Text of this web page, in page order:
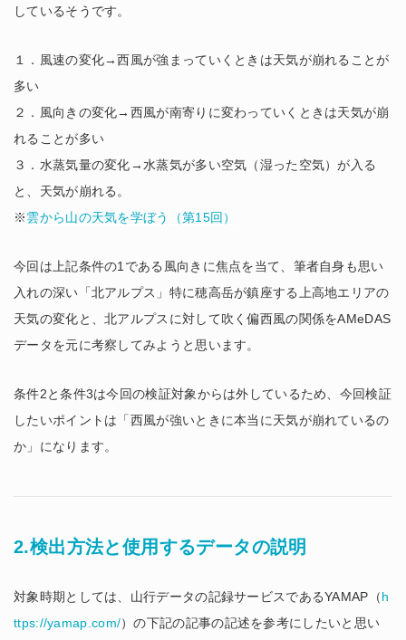
しているそうです。
１．風速の変化→西風が強まっていくときは天気が崩れることが
多い
２．風向きの変化→西風が南寄りに変わっていくときは天気が崩
れることが多い
３．水蒸気量の変化→水蒸気が多い空気（湿った空気）が入る
と、天気が崩れる。
※雲から山の天気を学ぼう（第15回）
今回は上記条件の1である風向きに焦点を当て、筆者自身も思い
入れの深い「北アルプス」特に穂高岳が鎮座する上高地エリアの
天気の変化と、北アルプスに対して吹く偏西風の関係をAMeDAS
データを元に考察してみようと思います。
条件2と条件3は今回の検証対象からは外しているため、今回検証
したいポイントは「西風が強いときに本当に天気が崩れているの
か」になります。
2.検出方法と使用するデータの説明
対象時期としては、山行データの記録サービスであるYAMAP（h
ttps://yamap.com/）の下記の記事の記述を参考にしたいと思い